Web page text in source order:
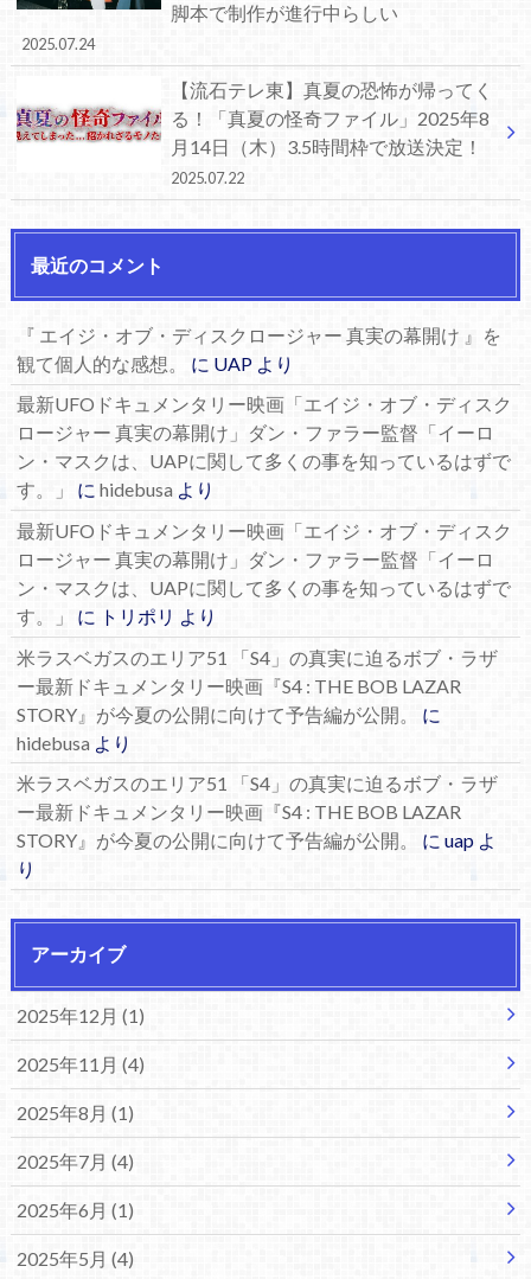
脚本で制作が進行中らしい
2025.07.24
【流石テレ東】真夏の恐怖が帰ってく
る！「真夏の怪奇ファイル」2025年8
月14日（木）3.5時間枠で放送決定！
2025.07.22
最近のコメント
『 エイジ・オブ・ディスクロージャー 真実の幕開け 』を
観て個人的な感想。
に UAPより
最新UFOドキュメンタリー映画「エイジ・オブ・ディスク
ロージャー 真実の幕開け」ダン・ファラー監督「イーロ
ン・マスクは、UAPに関して多くの事を知っているはずで
す。」
に hidebusaより
最新UFOドキュメンタリー映画「エイジ・オブ・ディスク
ロージャー 真実の幕開け」ダン・ファラー監督「イーロ
ン・マスクは、UAPに関して多くの事を知っているはずで
す。」
に トリポリ より
米ラスベガスのエリア51 「S4」の真実に迫るボブ・ラザ
ー最新ドキュメンタリー映画『S4 : THE BOB LAZAR
STORY』が今夏の公開に向けて予告編が公開。
に
hidebusa より
米ラスベガスのエリア51 「S4」の真実に迫るボブ・ラザ
ー最新ドキュメンタリー映画『S4 : THE BOB LAZAR
STORY』が今夏の公開に向けて予告編が公開。
に uapよ
り
アーカイブ
2025年12月 (1)
2025年11月 (4)
2025年8月 (1)
2025年7月 (4)
2025年6月 (1)
2025年5月 (4)